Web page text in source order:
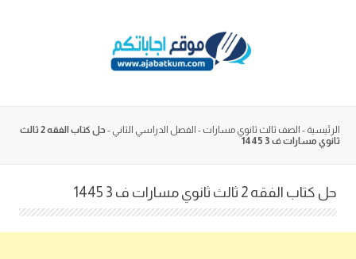
الرئيسية - الصف ثالث ثانوي مسارات - الفصل الدراسي الثاني -
حل كتاب الفقه 2 ثالث
ثانوي مسارات ف 3 1445
حل كتاب الفقه 2 ثالث ثانوي مسارات ف 3 1445